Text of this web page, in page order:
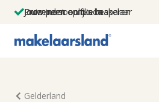
Jouw persoonlijke makelaar
Duizenden euro's besparen
Prominent op funda
Gelderland